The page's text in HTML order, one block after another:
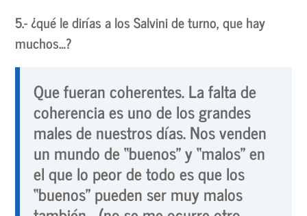
5.- ¿qué le dirías a los Salvini de turno, que hay
muchos…?
Que fueran coherentes. La falta de
coherencia es uno de los grandes
males de nuestros días. Nos venden
un mundo de “buenos” y “malos” en
el que lo peor de todo es que los
“buenos” pueden ser muy malos